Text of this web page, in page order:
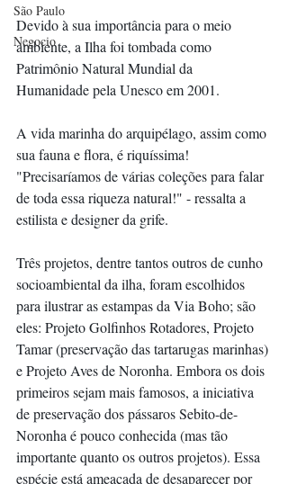
São Paulo
Negocio
Devido à sua importância para o meio
ambiente, a Ilha foi tombada como
Patrimônio Natural Mundial da
Humanidade pela Unesco em 2001.
A vida marinha do arquipélago, assim como
sua fauna e flora, é riquíssima!
"Precisaríamos de várias coleções para falar
de toda essa riqueza natural!" - ressalta a
estilista e designer da grife.
Três projetos, dentre tantos outros de cunho
socioambiental da ilha, foram escolhidos
para ilustrar as estampas da Via Boho; são
eles: Projeto Golfinhos Rotadores, Projeto
Tamar (preservação das tartarugas marinhas)
e Projeto Aves de Noronha. Embora os dois
primeiros sejam mais famosos, a iniciativa
de preservação dos pássaros Sebito-de-
Noronha é pouco conhecida (mas tão
importante quanto os outros projetos). Essa
espécie está ameaçada de desaparecer por